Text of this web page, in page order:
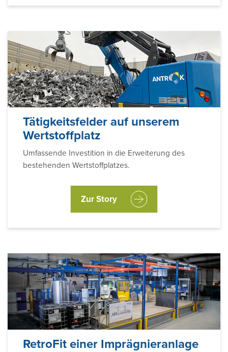
Tätigkeitsfelder auf unserem
Wertstoffplatz
Umfassende Investition in die Erweiterung des
bestehenden Wertstoffplatzes.
Zur Story
RetroFit einer Imprägnieranlage